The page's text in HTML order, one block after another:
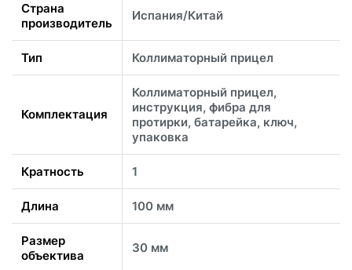
Страна
производитель
Испания/Китай
Тип Коллиматорный прицел
Комплектация
Коллиматорный прицел,
инструкция, фибра для
протирки, батарейка, ключ,
упаковка
Кратность 1
Длина 100 мм
Размер
объектива
30 мм